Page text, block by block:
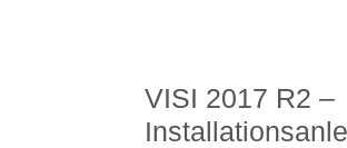
VISI 2017 R2 –
Installationsanle